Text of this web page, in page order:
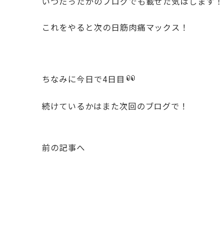
これをやると次の日筋肉痛マックス！
ちなみに今日で4日目
続けているかはまた次回のブログで！
前の記事へ